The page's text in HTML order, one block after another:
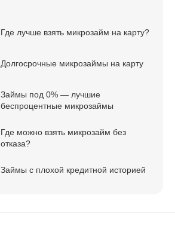
Где лучше взять микрозайм на карту?
Долгосрочные микрозаймы на карту
Займы под 0% — лучшие
беспроцентные микрозаймы
Где можно взять микрозайм без
отказа?
Займы с плохой кредитной историей